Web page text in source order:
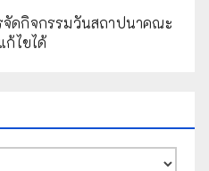
จัดกิจกรรมวันสถาปนาคณะ
ก้ไขได้